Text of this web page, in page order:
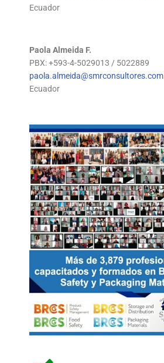
Ecuador
Paola Almeida F.
PBX: +593-4-5029013 / 5022889
paola.almeida@smrconsultores.com
Ecuador